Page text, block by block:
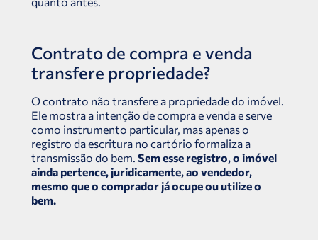
Contrato de compra e venda
transfere propriedade?
O contrato não transfere a propriedade do imóvel.
Ele mostra a intenção de compra e venda e serve
como instrumento particular, mas apenas o
registro da escritura no cartório formaliza a
transmissão do bem. Sem esse registro, o imóvel
ainda pertence, juridicamente, ao vendedor,
mesmo que o comprador já ocupe ou utilize o
bem.